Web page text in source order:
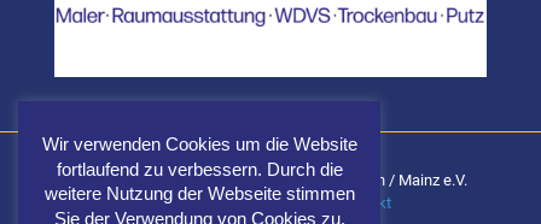
Carnevalsgemeinschaft Fidele Elf Wiesbaden / Mainz e.V.
Impressum|Datenschutz|Kontakt
Wir verwenden Cookies um die Website
fortlaufend zu verbessern. Durch die
weitere Nutzung der Webseite stimmen
Sie der Verwendung von Cookies zu.